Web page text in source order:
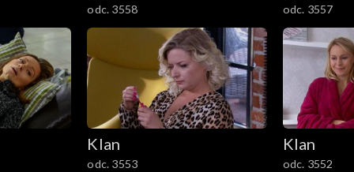
odc. 3558 odc. 3557
Klan
odc. 3553
Klan
odc. 3552